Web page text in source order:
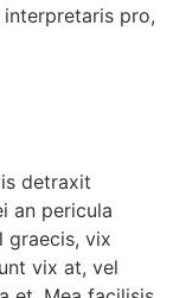
pro,
detraxit
an pericula
graecis, vix
vix at, vel